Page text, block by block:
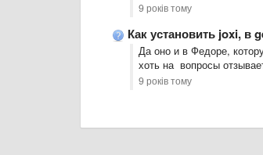
9 років тому
Как установить joxi, в
Да оно и в Федоре,
хоть на вопросы
9 років тому